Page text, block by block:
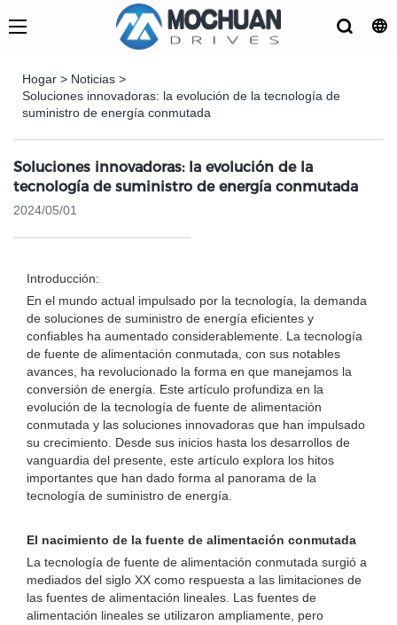
Hogar > Noticias >
Soluciones innovadoras: la evolución de la tecnología de
suministro de energía conmutada
Soluciones innovadoras: la evolución de la
tecnología de suministro de energía conmutada
2024/05/01
Introducción:
En el mundo actual impulsado por la tecnología, la demanda
de soluciones de suministro de energía eficientes y
confiables ha aumentado considerablemente. La tecnología
de fuente de alimentación conmutada, con sus notables
avances, ha revolucionado la forma en que manejamos la
conversión de energía. Este artículo profundiza en la
evolución de la tecnología de fuente de alimentación
conmutada y las soluciones innovadoras que han impulsado
su crecimiento. Desde sus inicios hasta los desarrollos de
vanguardia del presente, este artículo explora los hitos
importantes que han dado forma al panorama de la
tecnología de suministro de energía.
El nacimiento de la fuente de alimentación conmutada
La tecnología de fuente de alimentación conmutada surgió a
mediados del siglo XX como respuesta a las limitaciones de
las fuentes de alimentación lineales. Las fuentes de
alimentación lineales se utilizaron ampliamente, pero